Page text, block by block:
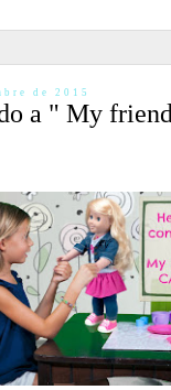
de 2015
a " My